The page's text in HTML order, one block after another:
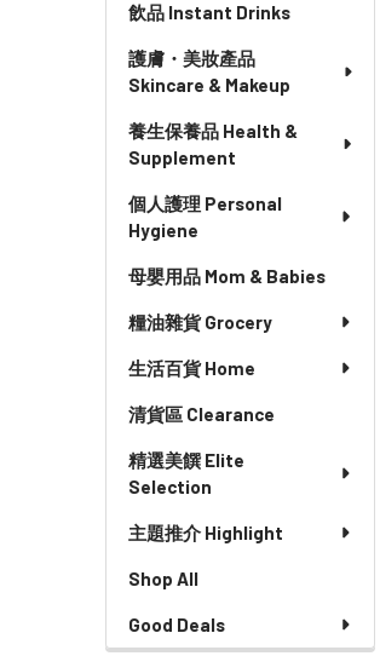
飲品 Instant Drinks
護膚・美妝產品
Skincare & Makeup
養生保養品 Health &
Supplement
個人護理 Personal
Hygiene
母嬰用品 Mom & Babies
糧油雜貨 Grocery
生活百貨 Home
清貨區 Clearance
精選美饌 Elite
Selection
主題推介 Highlight
Shop All
Good Deals